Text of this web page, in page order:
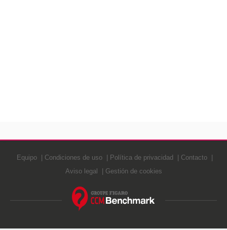
Equipo Condiciones de uso Política de privacidad
Contacto
Aviso legal
Gestión de cookies